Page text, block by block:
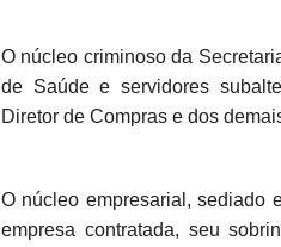
O núcleo criminoso da
de Saúde e servidores
Diretor de Compras e dos
O núcleo empresarial, sediado
empresa contratada, seu